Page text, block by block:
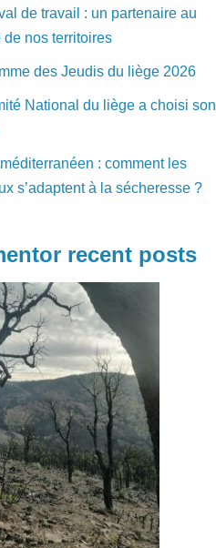
de travail : un partenaire au
de nos territoires
des Jeudis du liège 2026
National du liège a choisi son
: comment les
s’adaptent à la sécheresse ?
recent posts